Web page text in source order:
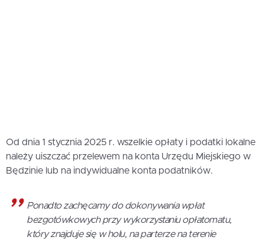
Od dnia 1 stycznia 2025 r. wszelkie opłaty i podatki lokalne
należy uiszczać przelewem na konta Urzędu Miejskiego w
Będzinie lub na indywidualne konta podatników.
Ponadto zachęcamy do dokonywania wpłat
bezgotówkowych przy wykorzystaniu opłatomatu,
który znajduje się w holu, na parterze na terenie